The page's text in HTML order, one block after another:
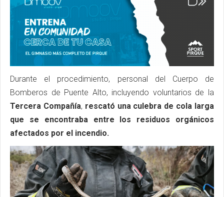
Durante el procedimiento, personal del Cuerpo de
Bomberos de Puente Alto, incluyendo voluntarios de la
Tercera Compañía, rescató una culebra de cola larga
que se encontraba entre los residuos orgánicos
afectados por el incendio.